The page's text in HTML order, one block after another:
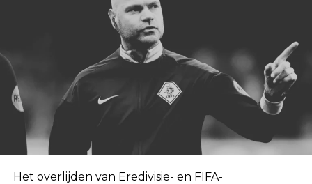
Het overlijden van Eredivisie- en FIFA-